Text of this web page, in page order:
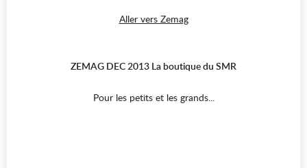
Aller vers Zemag
ZEMAG DEC 2013 La boutique du SMR
Pour les petits et les grands...